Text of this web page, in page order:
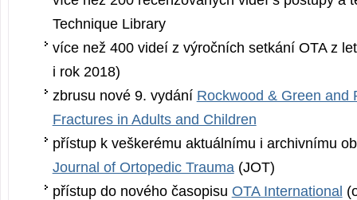
Technique Library
více než 400 videí z výročních setkání OTA z
i rok 2018)
zbrusu nové 9. vydání Rockwood & Green and
Fractures in Adults and Children
přístup k veškerému aktuálnímu i archivnímu
Journal of Ortopedic Trauma(JOT)
přístup do nového časopisu OTA International